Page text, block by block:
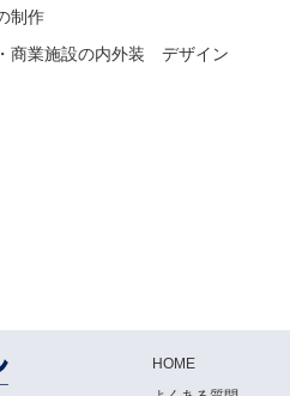
制作
商業施設の内外装 デザイン
HOME